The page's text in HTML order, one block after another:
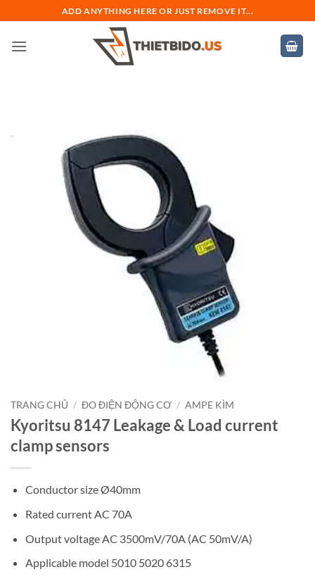
qua
nội
ADD ANYTHING HERE OR JUST REMOVE IT...
TRANG CHỦ / ĐO ĐIỆN ĐỘNG CƠ / AMPE KÌM
Kyoritsu 8147 Leakage & Load current
clamp sensors
Conductor size Ø40mm
Rated current AC 70A
Output voltage AC 3500mV/70A (AC 50mV/A)
Applicable model 5010 5020 6315